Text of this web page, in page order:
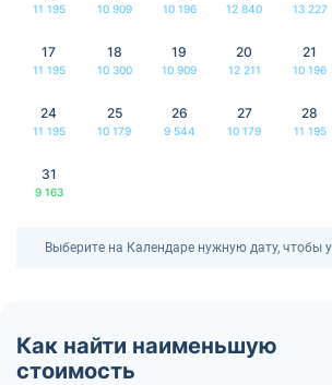
11 195 10 909 10 196 12 840 13 227
17
11 195
18
10 300
19
10 909
20
12 211
21
10 196
24
11 195
25
10 179
26
9 544
27
10 179
28
11 195
31
9 163
Выберите на Календаре нужную дату, чтобы
Как найти наименьшую
стоимость